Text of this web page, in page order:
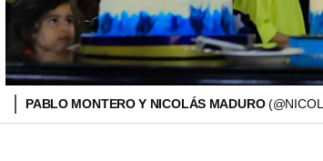
PABLO MONTERO Y NICOLÁS MADURO